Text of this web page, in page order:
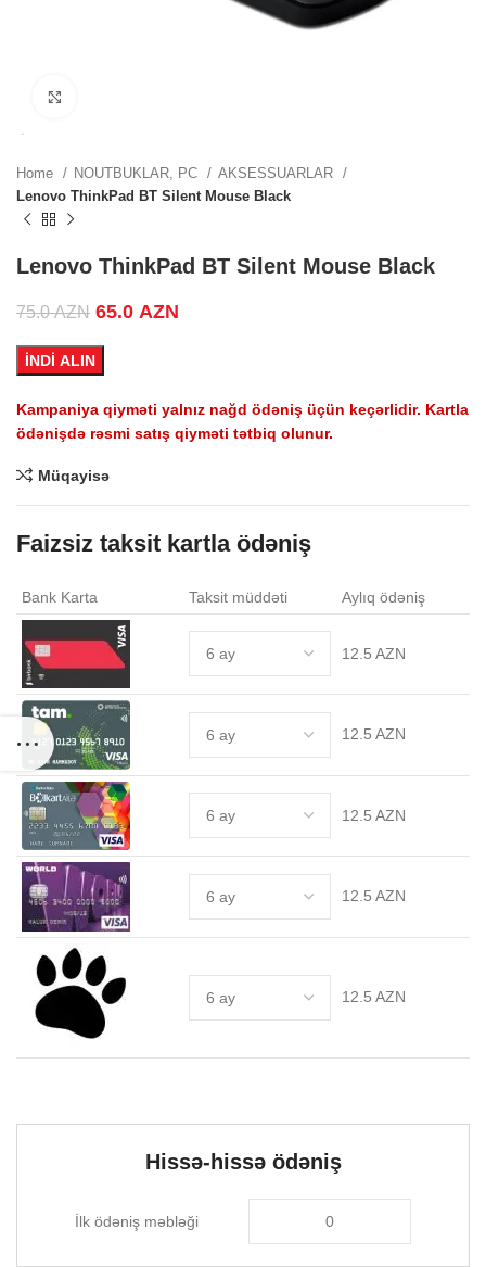
Home NOUTBUKLAR, PC
AKSESSUARLAR
Lenovo ThinkPad BT Silent Mouse Black
Lenovo ThinkPad BT Silent Mouse Black
75.0AZN Original price was: 75.0 AZN.
65.0 AZN
İNDİ ALIN
Kampaniya qiyməti yalnız nağd ödəniş üçün keçərlidir. Kartla
ödənişdə rəsmi satış qiyməti tətbiq olunur.
Müqayisə
Faizsiz taksit kartla ödəniş
Bank Karta Taksit müddəti Aylıq ödəniş
12.5 AZN
12.5 AZN
12.5 AZN
12.5 AZN
12.5 AZN
Hissə-hissə ödəniş
İlk ödəniş məbləği
AZN.
price
price